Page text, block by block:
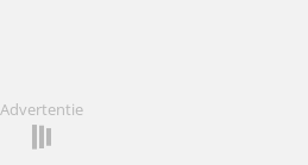
Advertentie